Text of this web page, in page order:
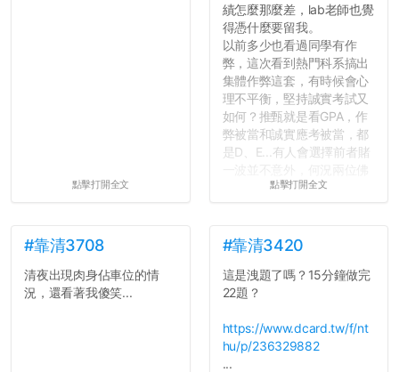
點擊打開全文
績怎麼那麼差，lab老師也覺
得憑什麼要留我。
以前多少也看過同學有作
弊，這次看到熱門科系搞出
集體作弊這套，有時候會心
理不平衡，堅持誠實考試又
如何？推甄就是看GPA，作
弊被當和誠實應考被當，都
是D、E...有人會選擇前者賭
心教授看起來要輕輕放下
長作弊的風氣。
反正老人我明天就要搬離新
竹，之後如何發展與我無
吧XD，祝學弟妹們修課順利
~~...
點擊打開全文
#靠清3708
清夜出現肉身佔車位的情
況，還看著我傻笑...
#靠清3420
這是洩題了嗎？15分鐘做完
22題？
https://www.dcard.tw/f/nt
hu/p/236329882
...